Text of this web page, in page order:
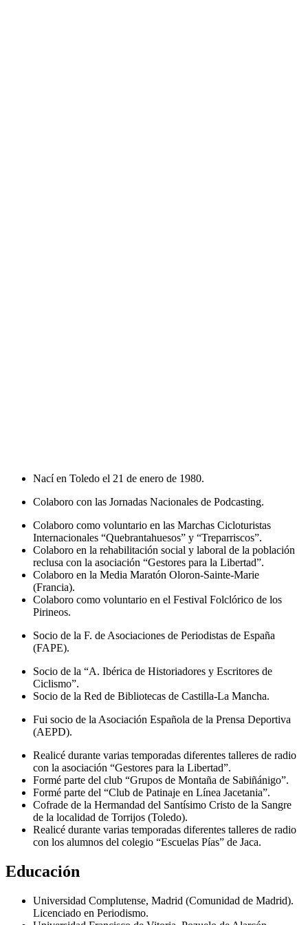
Nací en Toledo el 21 de enero de 1980.
Colaboro con las Jornadas Nacionales de Podcasting.
Colaboro como voluntario en las Marchas Cicloturistas
Internacionales “Quebrantahuesos” y “Treparriscos”.
Colaboro en la rehabilitación social y laboral de la población
reclusa con la asociación “Gestores para la Libertad”.
Colaboro en la Media Maratón Oloron-Sainte-Marie
(Francia).
Colaboro como voluntario en el Festival Folclórico de los
Pirineos.
Socio de la F. de Asociaciones de Periodistas de España
(FAPE).
Socio de la “A. Ibérica de Historiadores y Escritores de
Ciclismo”.
Socio de la Red de Bibliotecas de Castilla-La Mancha.
Fui socio de la Asociación Española de la Prensa Deportiva
(AEPD).
Realicé durante varias temporadas diferentes talleres de radio
con la asociación “Gestores para la Libertad”.
Formé parte del club “Grupos de Montaña de Sabiñánigo”.
Formé parte del “Club de Patinaje en Línea Jacetania”.
Cofrade de la Hermandad del Santísimo Cristo de la Sangre
de la localidad de Torrijos (Toledo).
Realicé durante varias temporadas diferentes talleres de radio
con los alumnos del colegio “Escuelas Pías” de Jaca.
Educación
Universidad Complutense, Madrid (Comunidad de Madrid).
Licenciado en Periodismo.